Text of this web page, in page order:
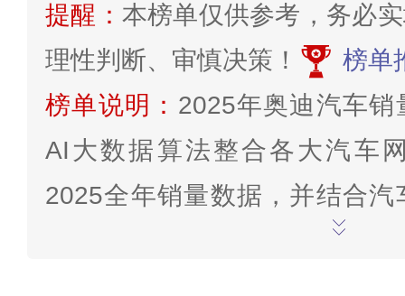
提醒： 本榜单仅供参考，务必
理性判断、审慎决策！
榜单
榜单说明： 2025年奥迪汽车
AI大数据算法整合各大汽车
2025全年销量数据，并结合
等指数分析研究得出，更新截